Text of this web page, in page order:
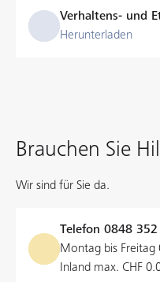
Verhaltens- und
Herunterladen
Brauchen Sie
Wir sind für Sie da.
Telefon 0848 352
Montag bis Freitag
Inland max. CHF